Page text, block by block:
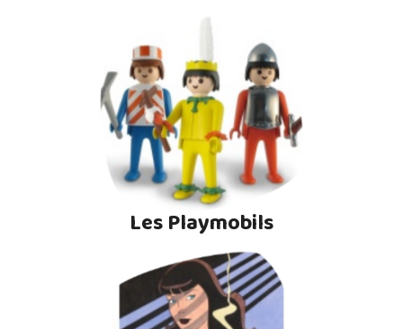
Les Playmobils